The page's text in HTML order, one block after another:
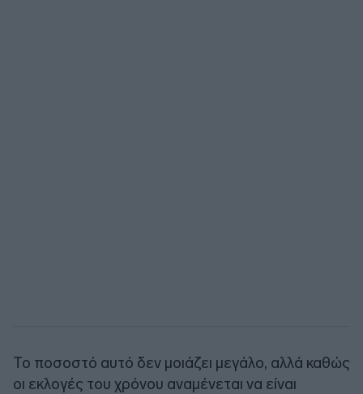
Το ποσοστό αυτό δεν μοιάζει μεγάλο, αλλά καθώς
οι εκλογές του χρόνου αναμένεται να είναι